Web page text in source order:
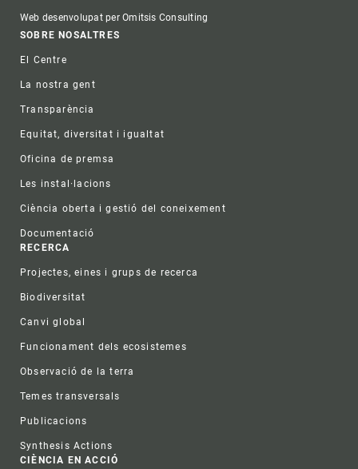
Web desenvolupat per Omitsis Consulting
Footer
SOBRE NOSALTRES
El Centre
La nostra gent
Transparència
Equitat, diversitat i igualtat
Oficina de premsa
Les instal·lacions
Ciència oberta i gestió del coneixement
Documentació
RECERCA
Projectes, eines i grups de recerca
Biodiversitat
Canvi global
Funcionament dels ecosistemes
Observació de la terra
Temes transversals
Publicacions
Synthesis Actions
CIÈNCIA EN ACCIÓ